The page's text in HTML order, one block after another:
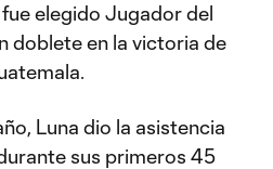
elegido Jugador del
doblete en la victoria de
Luna dio la asistencia
sus primeros 45